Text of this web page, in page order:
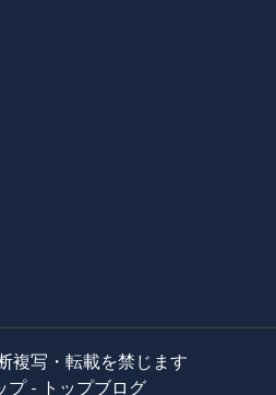
複写・転載を禁じます
プ - トップブログ